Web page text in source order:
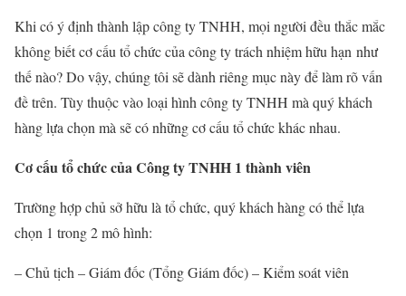
Khi có ý định thành lập công ty TNHH, mọi người đều thắc mắc
không biết cơ cấu tổ chức của công ty trách nhiệm hữu hạn như
thế nào? Do vậy, chúng tôi sẽ dành riêng mục này để làm rõ vấn
đề trên. Tùy thuộc vào loại hình công ty TNHH mà quý khách
hàng lựa chọn mà sẽ có những cơ cấu tổ chức khác nhau.
Cơ cấu tổ chức của Công ty TNHH 1 thành viên
Trường hợp chủ sở hữu là tổ chức, quý khách hàng có thể lựa
chọn 1 trong 2 mô hình:
– Chủ tịch – Giám đốc (Tổng Giám đốc) – Kiểm soát viên